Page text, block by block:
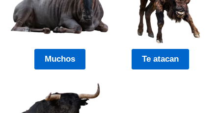
Muchos Te atacan